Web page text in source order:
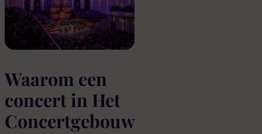
Waarom een
concert in Het
Concertgebouw